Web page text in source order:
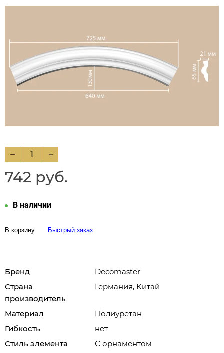
742 руб.
В наличии
В корзину Быстрый заказ
Бренд
Decomaster
Страна
производитель
Германия, Китай
Материал
Полиуретан
Гибкость
нет
Стиль элемента
С орнаментом